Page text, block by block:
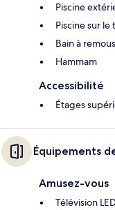
Piscine
Piscine sur le
Bain à remous
Hammam
Accessibilité
Étages
Équipements
Amusez-vous
Télévision